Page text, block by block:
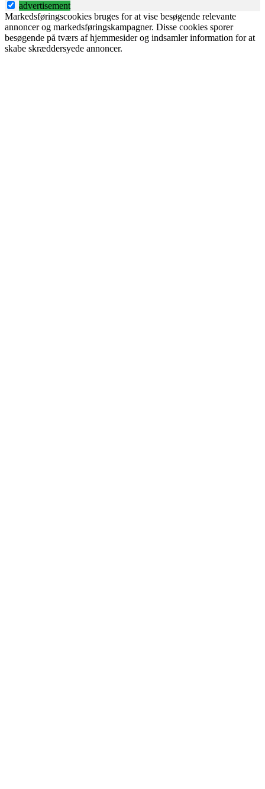
advertisement
Markedsføringscookies bruges for at vise besøgende relevante
annoncer og markedsføringskampagner. Disse cookies sporer
besøgende på tværs af hjemmesider og indsamler information for at
skabe skræddersyede annoncer.